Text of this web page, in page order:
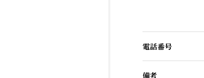
電話番号
備考